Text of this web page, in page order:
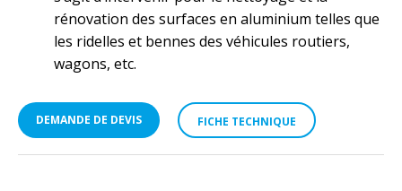
rénovation des surfaces en aluminium telles que
les ridelles et bennes des véhicules routiers,
wagons, etc.
DEMANDE DE DEVIS FICHE TECHNIQUE